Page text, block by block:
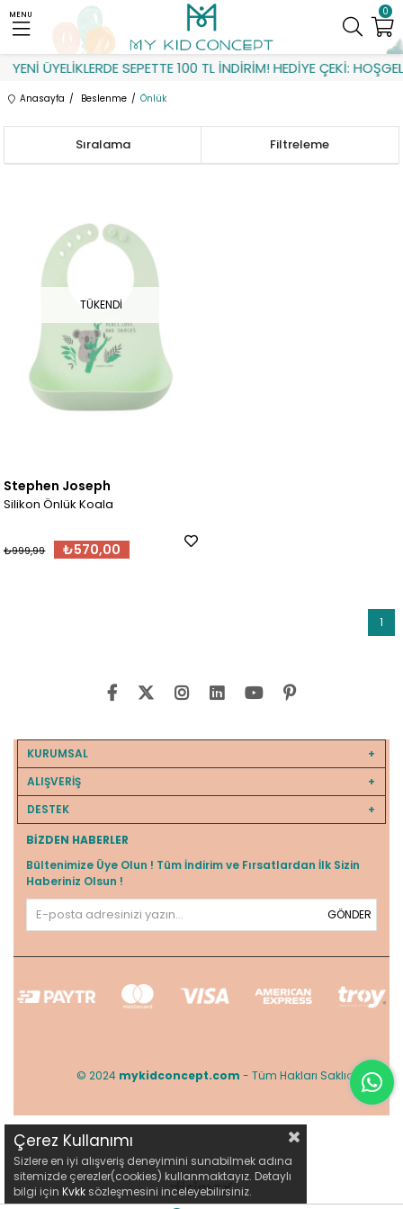
YENİ ÜYELİKLERDE SEPETTE 100 TL İNDİRİM! HEDİYE ÇEKİ:
0
MENU
Anasayfa Beslenme Önlük
Filtreleme
Sıralama
TÜKENDI
Stephen Joseph
Silikon Önlük Koala
₺570,00
₺999,99
1
KURUMSAL
ALIŞVERİŞ
DESTEK
BIZDEN HABERLER
Bültenimize Üye Olun ! Tüm İndirim ve Fırsatlardan İlk Sizin
Haberiniz Olsun !
GÖNDER
© 2024 mykidconcept.com - Tüm Hakları Saklıdır.
Çerez Kullanımı
Sizlere en iyi alışveriş deneyimini sunabilmek adına
sitemizde çerezler(cookies) kullanmaktayız. Detaylı
bilgi için Kvkk sözleşmesini inceleyebilirsiniz.